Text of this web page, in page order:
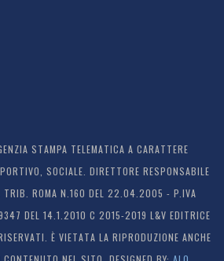
STAMPA TELEMATICA A CARATTERE
SOCIALE. DIRETTORE RESPONSABILE
TRIB. ROMA N.160 DEL 22.04.2005 - P.IVA
DEL 14.1.2010 C 2015-2019 L&V EDITRICE
È VIETATA LA RIPRODUZIONE ANCHE